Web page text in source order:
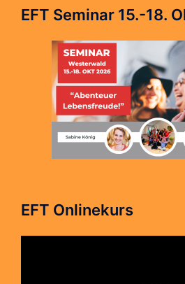
EFT Seminar 15.-18.
EFT Onlinekurs